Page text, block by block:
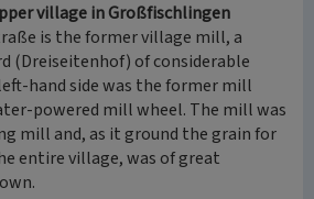
village in Großfischlingen
is the former village mill, a
(Dreiseitenhof) of considerable
hand side was the former mill
powered mill wheel. The mill was
mill and, as it ground the grain for
entire village, was of great